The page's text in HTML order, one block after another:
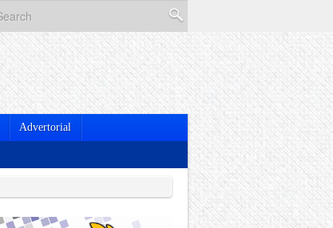
Advertorial